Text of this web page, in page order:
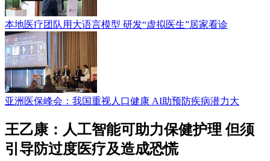
本地医疗团队用大语言模型 研发“虚拟医生”居家看诊
亚洲医保峰会：我国重视人口健康 AI助预防疾病潜力大
王乙康：人工智能可助力保健护理 但须
引导防过度医疗及造成恐慌